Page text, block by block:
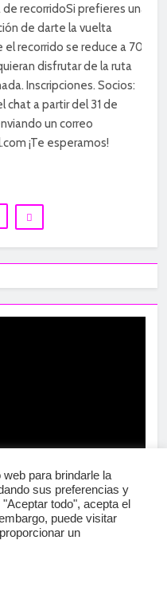
recorridoSi prefieres una
de darte la vuelta
recorrido se reduce a 70
disfrutar de la ruta
Inscripciones. Socios:
a partir del 31 de
un correo
¡Te esperamos!
para brindarle la
sus preferencias y
todo", acepta el
puede visitar
un